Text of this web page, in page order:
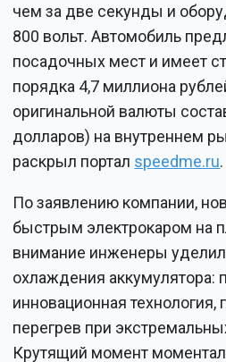
чем за две секунды и
800 вольт. Автомобиль
посадочных мест и имеет
порядка 4,7 миллиона
оригинальной валюты
долларов) на внутреннем
раскрыл портал speedme.ru.
По заявлению компании,
быстрым электрокаром на
внимание инженеры
охлаждения аккумулятора:
инновационная
перегрев при
Крутящий момент